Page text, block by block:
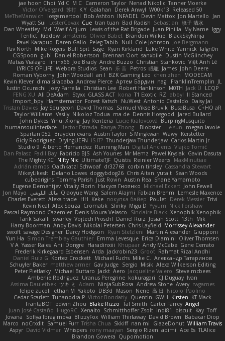
jae hoon Choi Yd C M C Cameron Taylor Nenad Nikolic Tanner Moerke
Victor Ofvergard 苏打 K Y Galahan Derek Anwyl W00k13 Released 50
MeTheManwich
iosgamertool Bob Ashton INFADEL Devin Mattox Jon Martello
Jan
Wyatt Sui
LesterCovax Cue tran tuan Bad Radish Sebastian 暁子 清水
Dan Wheatley Md. Wasif Anjum Lewis of the Rat Brigade Juan Pinilla My Name Iggy
Terifict Kiddow simsterns Olivier Babet Brandon Wilkie BlackSkyNinja
Pavel Karapud Daren Gallo Peleg Tabib Null Cole Johnson Joe Bergmann
Pav North Mike Rogers Bull Spit Sage Ryan Kirkland Luke White Yannick falgn0n
CGSpoon gubi Daniel Robertson Brennan Oort sanxbile Dustin McGlinchey
Matias Vialagro
lininx66 Joe Brady Andre Buzzo Christian Stankovic Việt Anh Lê
LYRICS OF LIFE Webora Studios Sean 乐 音 Petros 眠瓏 James John Deere
Roman Vyborny John Woodall an l BZK Gaming Leo chen zhen
MODECAM
Kevin Klever dima sirababa Andrew Pierce Артем Бардин nagi FranklinTremplin JL
Iustin Ocunschi
Joey Parrella Christian Lee Robert Hankinson M0TH Jack Ü
LCQP
FENG XU Ali DeAdam Styxx GLASS ACT kona T1 Exotic RZ abby! ll Stanced
Import_bpy Hamsternator Forest Katsch NuWest Antonio Castaldo Daisy Jai
Tristan Davies Jay Spurgeon David Thomas Samuel Vikse Bruvik BusaBusa C+HO aR
Taylor Williams Vasily Nikoloz Todua ma de Dennis Hosgood
Jared Bullard
John Dykes Yihui Xiong Jay Renteria Lucie Královcová BurpingMusquito
humansoulinterface Hector Estrada Ranya Zhong _Blobster_ Le sun
megan lavoie
Spartan 052 Brayden evans Austin Taylor S Mingkwan Wawy Kerstetter
Gicly Rodríguez DryingUEFN IS IT? Thunderjaw Thunderjaw Carlos Martin Jr
Studio 9 Alberto Hernandez Running Man Digital Ancients Vlajko Tomić
Dan Palasz Fadil Bay Fabricio BJS Ash Younes Mr Memz Paweł Krysiak Gavin Dasuta
The Mighty KC Nifty Nic UltimateTJF Quistis Reinier Weerts MaxMinutiae
Adrián ramos Oachkatzl Schwoaf dr32768 corbin tinsley Cassandra Stewart
MikeyLikesIt Delano Lowes doggybdog26 Chris Aitan yuta t Sean Woods
cubeorigins Tommy Parish Just Rovin Austin Rea Shane Yamamoto
Eugene Dementjev Vitaliy Florin Никуся Гноянко Michael Eckert John Fewell
Jon Mayo مالك البلوشي Qiaoyue Wang Salem Alajmi Fabian Brehm
Lemesle Maxence
Charles Everett Alexa trade HH Keke покупка байер Poulet Derek Messier Trivi
Kevin Neal Alex Souza Cromatik Slinky Migu D Yyyum Nick Forshaw
Pascal Raymond Cazemier Denis Moura Velasco Sinclaire Black Xenophik Xenophik
Tarik Sakalli swarfey Vojtech Proschl Daniel Ruiz Josiah Scott 13th
Mik
Harry Boorman Andy Davis Nikolai Petersen Chris Layfield Morrissey Alexander
swxift savage Designer Darcy Hodgson Ryan Stelzleni Martin Alexander Giupponi
Yun Ha Simon Tremblay Gauthier Emma Levesque Erica Dlamini Oliver Thomsen
V A Yasser Raies Anil Dongre Haradinxiii Khupaar Andy McCabe Gene Cerrato
Frederik Kirkegaard Esbensen Arda Jackrobin23 Groot Rahmat Rizal Andhi
Daniel Ruiz G Kortez Crockett Michael Fuchs Mike C. Александр Татаринов
Schuyler Baker matthew armer Gav Judge Sergio Misik Alexa Wilkerson Editing
Peter Pietlasky Michael Buttaro Jackt Aero Jacqueline Valero
Steve mcbees
Amberlie Rodriguez Uranus Peregrine kokuragari CJ Duguay Ivan
Assima Dauletbek ツキ ミ Adam NinjaSubRosa Andrew Stone Avery rwgames
felipe zucoli ethan M Yakoto DB3d Mason Nene 高 日 Nicolo' Paolino
Cedar Scarlett Tunanodra-P Victor Bondatiy Quentin GWH Kirsten KT Mack
FrantaBOT edwin Zhou Blake Rizzo Tal Smith Carter Farrey Angel
Juan José Castaño HugoRC Xenalto Schmitthoffer Zsolt indi81 biscuit Kay Toff
Jovana
Sofiya Ibragimova BlizzyFox William Thirlaway David Brown
Babacar Diop
Marco noCrxdit Samuel Furr Trisha Chua Skkiff nan mi GlazeDonut William Travis
Aspyr David Vidmar Whispers rony maayan Sergio Rizen abimi Ace 6s TLAlice
Brandon Gowera Qupomotion